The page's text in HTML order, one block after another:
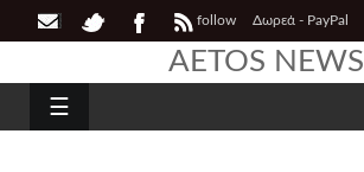
follow Δωρεά - PayPal
AETOS NEWS
☰